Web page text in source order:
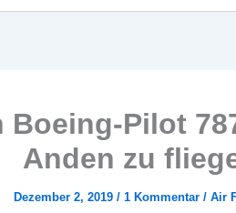
Boeing-Pilot
Anden zu
Dezember 2, 2019 / 1 Kommentar / Air